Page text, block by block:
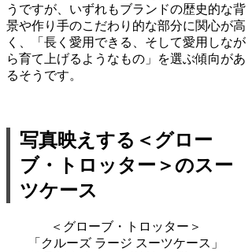
うですが、いずれもブランドの歴史的な背
景や作り手のこだわり的な部分に関心が高
く、「長く愛用できる、そして愛用しなが
ら育て上げるようなもの」を選ぶ傾向があ
るそうです。
写真映えする＜グロー
ブ・トロッター＞のスー
ツケース
＜グローブ・トロッター＞
「クルーズ ラージ スーツケース」